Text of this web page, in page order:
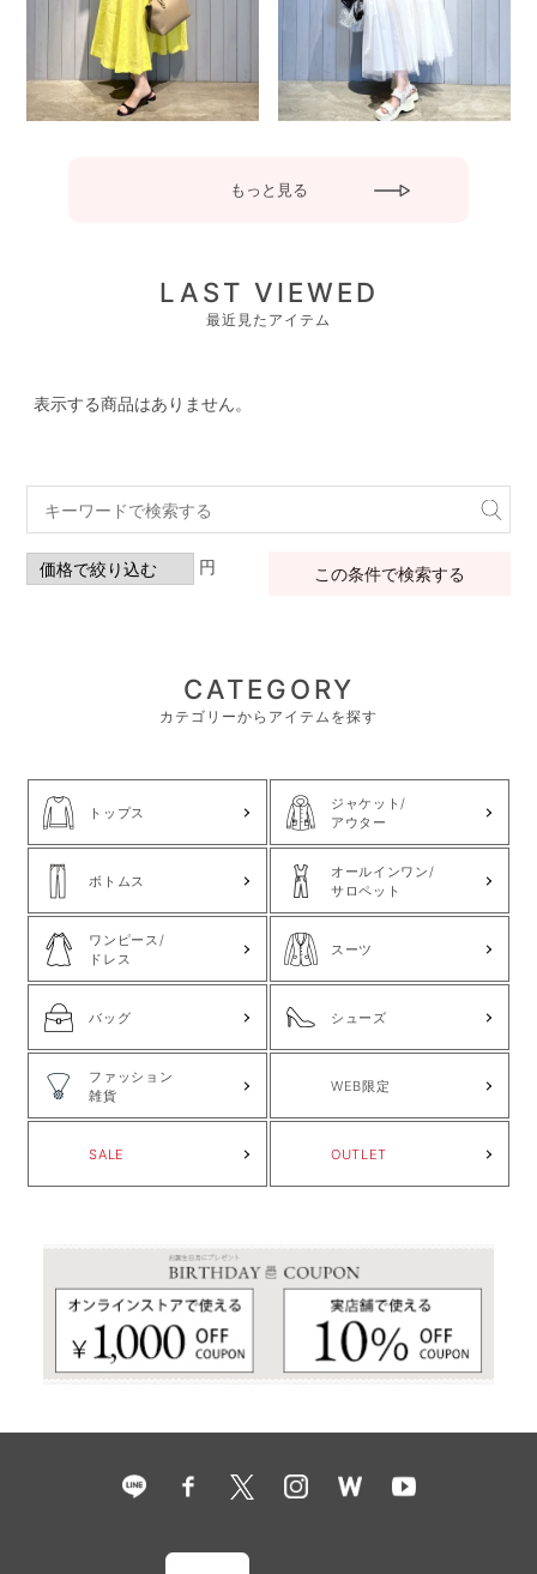
もっと見る
LAST VIEWED
最近見たアイテム
表示する商品はありません。
円 この条件で検索する
CATEGORY
カテゴリーからアイテムを探す
トップス
ジャケット/
アウター
ボトムス
オールインワン/
サロペット
ワンピース/
ドレス
スーツ
バッグ シューズ
ファッション
雑貨
WEB限定
SALE OUTLET